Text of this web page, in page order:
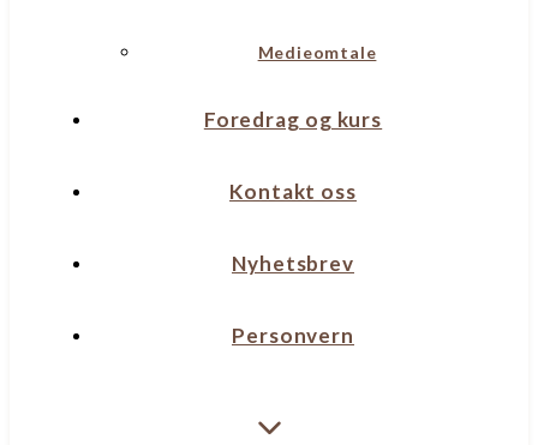
Medieomtale
Foredrag og kurs
Kontakt oss
Nyhetsbrev
Personvern